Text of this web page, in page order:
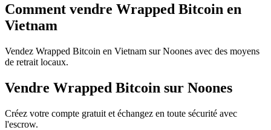
Comment vendre Wrapped Bitcoin en
Vietnam
Vendez Wrapped Bitcoin en Vietnam sur Noones avec des moyens
de retrait locaux.
Vendre Wrapped Bitcoin sur Noones
Créez votre compte gratuit et échangez en toute sécurité avec
l'escrow.